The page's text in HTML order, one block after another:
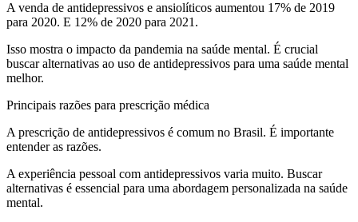
A venda de antidepressivos e ansiolíticos aumentou 17% de 2019
para 2020. E 12% de 2020 para 2021.
Isso mostra o impacto da pandemia na saúde mental. É crucial
buscar alternativas ao uso de antidepressivos para uma saúde mental
melhor.
Principais razões para prescrição médica
A prescrição de antidepressivos é comum no Brasil. É importante
entender as razões.
A experiência pessoal com antidepressivos varia muito. Buscar
alternativas é essencial para uma abordagem personalizada na saúde
mental.